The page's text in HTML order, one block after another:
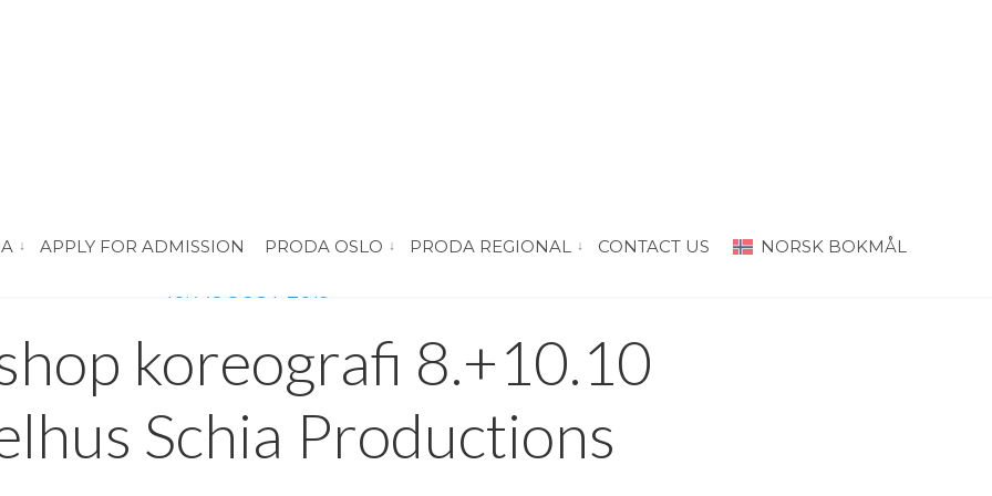
vis submeny for “About PRODA”
APPLY FOR ADMISSION PRODA OSLO vis submeny for “PRODA Oslo”
PRODA REGIONAL vis submeny for “PRODA Regional”
CONTACT US NORSK BOKMÅL
10. AUGUST 2019
koreografi 8.+10.10
Schia Productions